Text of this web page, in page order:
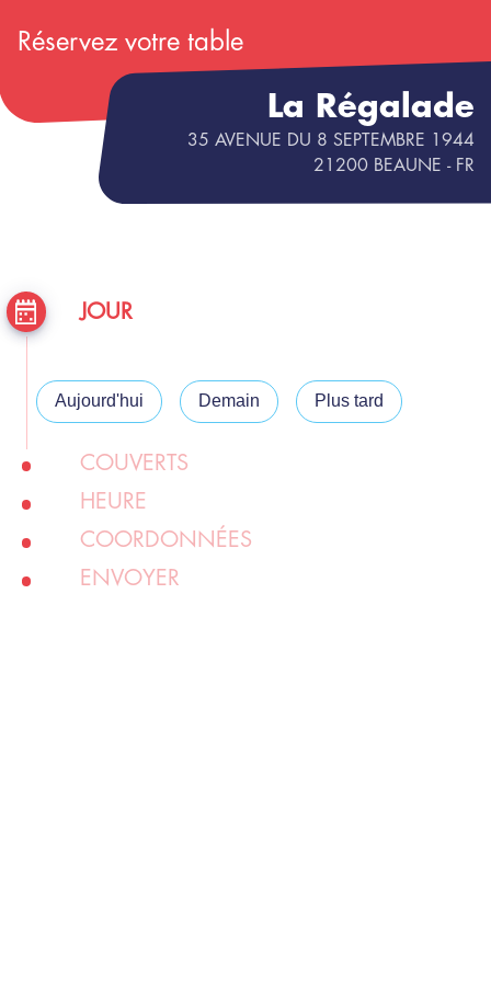
Réservez votre table
La Régalade
35 AVENUE DU 8 SEPTEMBRE 1944
21200 BEAUNE - FR
JOUR
Aujourd'hui Demain Plus tard
COUVERTS
HEURE
COORDONNÉES
ENVOYER